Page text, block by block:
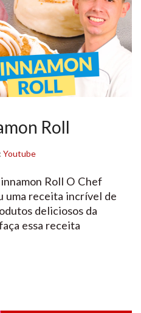
Roll
Youtube
Roll O Chef
uma receita incrível de
deliciosos da
essa receita
a sua receita em nossa
de se inscrever em